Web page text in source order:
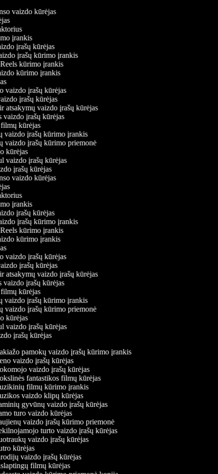
vaizdo kūrėjas
įrankis
įrašų kūrėjas
įrašų kūrimo įrankis
Reels kūrimo įrankis
kūrimo įrankis
vaizdo įrašų kūrėjas
įrašų kūrėjas
atsakymų vaizdo įrašų kūrėjas
vaizdo įrašų kūrėjas
filmų kūrėjas
vaizdo įrašų kūrimo įrankis
vaizdo įrašų kūrimo priemonė
kūrėjas
vaizdo įrašų kūrėjas
įrašų kūrėjas
vaizdo kūrėjas
įrankis
įrašų kūrėjas
įrašų kūrimo įrankis
Reels kūrimo įrankis
kūrimo įrankis
vaizdo įrašų kūrėjas
įrašų kūrėjas
atsakymų vaizdo įrašų kūrėjas
vaizdo įrašų kūrėjas
filmų kūrėjas
vaizdo įrašų kūrimo įrankis
vaizdo įrašų kūrimo priemonė
kūrėjas
vaizdo įrašų kūrėjas
įrašų kūrėjas
pamokų vaizdo įrašų kūrimo įrankis
vaizdo įrašų kūrėjas
vaizdo įrašų kūrėjas
fantastikos filmų kūrėjas
filmų kūrimo įrankis
vaizdo klipų kūrėjas
gyvūnų vaizdo įrašų kūrėjas
turo vaizdo kūrėjas
vaizdo įrašų kūrimo priemonė
turto vaizdo įrašų kūrėjas
vaizdo įrašų kūrėjas
kūrėjas
vaizdo įrašų kūrėjas
filmų kūrėjas